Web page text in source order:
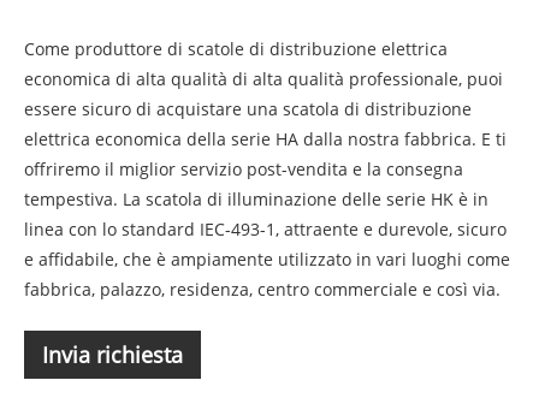
Come produttore di scatole di distribuzione elettrica
economica di alta qualità di alta qualità professionale, puoi
essere sicuro di acquistare una scatola di distribuzione
elettrica economica della serie HA dalla nostra fabbrica. E ti
offriremo il miglior servizio post-vendita e la consegna
tempestiva. La scatola di illuminazione delle serie HK è in
linea con lo standard IEC-493-1, attraente e durevole, sicuro
e affidabile, che è ampiamente utilizzato in vari luoghi come
fabbrica, palazzo, residenza, centro commerciale e così via.
Invia richiesta